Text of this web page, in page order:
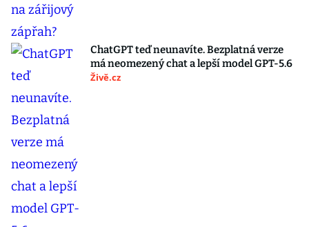
ChatGPT teď neunavíte. Bezplatná verze
má neomezený chat a lepší model GPT-5.6
Živě.cz